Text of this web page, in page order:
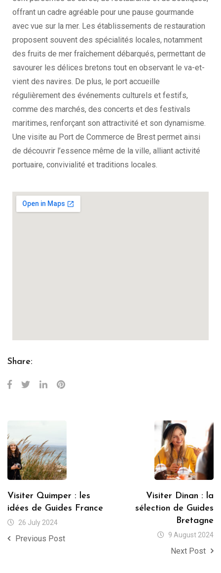
offrant un cadre agréable pour une pause gourmande
avec vue sur la mer. Les établissements de restauration
proposent souvent des spécialités locales, notamment
des fruits de mer fraîchement débarqués, permettant de
savourer les délices bretons tout en observant le va-et-
vient des navires. De plus, le port accueille
régulièrement des événements culturels et festifs,
comme des marchés, des concerts et des festivals
maritimes, renforçant son attractivité et son dynamisme.
Une visite au Port de Commerce de Brest permet ainsi
de découvrir l’essence même de la ville, alliant activité
portuaire, convivialité et traditions locales.
Share:
Visiter Quimper : les
idées de Guides France
26 July 2024
Previous Post
Visiter Dinan : la
sélection de Guides
Bretagne
9 August 2024
Next Post